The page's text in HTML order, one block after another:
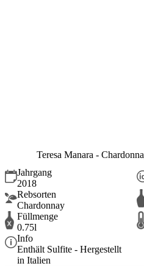
Teresa Manara -
Jahrgang
2018
Rebsorten
Chardonnay
Füllmenge
0.75l
Info
Enthält Sulfite - Hergestellt
in Italien